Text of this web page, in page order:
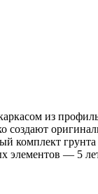
из
создают
комплект
элементов — 5